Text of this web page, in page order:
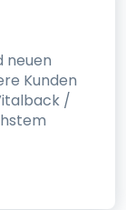
neuen
Kunden
/